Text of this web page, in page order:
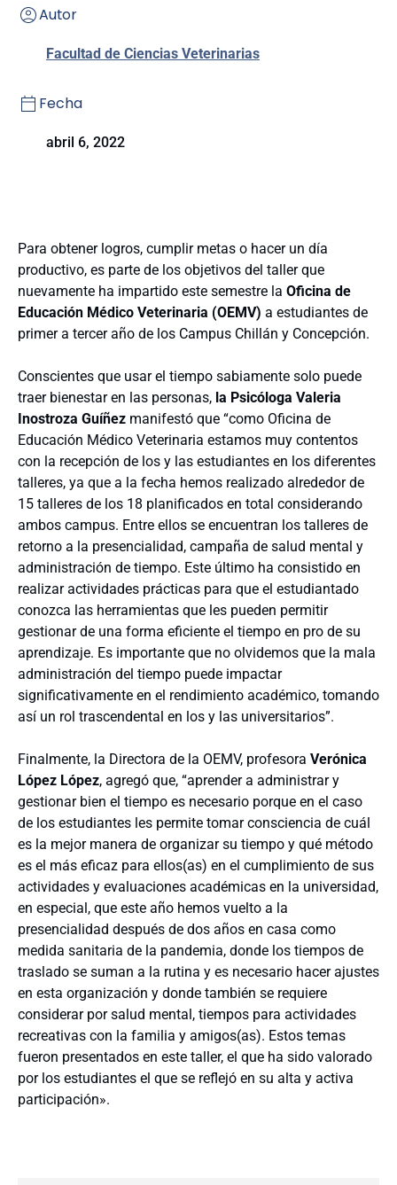
Autor
Facultad de Ciencias Veterinarias
Fecha
abril 6, 2022
Para obtener logros, cumplir metas o hacer un día
productivo, es parte de los objetivos del taller que
nuevamente ha impartido este semestre la Oficina de
Educación Médico Veterinaria (OEMV) a estudiantes de
primer a tercer año de los Campus Chillán y Concepción.
Conscientes que usar el tiempo sabiamente solo puede
traer bienestar en las personas, la Psicóloga Valeria
Inostroza Guíñez manifestó que “como Oficina de
Educación Médico Veterinaria estamos muy contentos
con la recepción de los y las estudiantes en los diferentes
talleres, ya que a la fecha hemos realizado alrededor de
15 talleres de los 18 planificados en total considerando
ambos campus. Entre ellos se encuentran los talleres de
retorno a la presencialidad, campaña de salud mental y
administración de tiempo. Este último ha consistido en
realizar actividades prácticas para que el estudiantado
conozca las herramientas que les pueden permitir
gestionar de una forma eficiente el tiempo en pro de su
aprendizaje. Es importante que no olvidemos que la mala
administración del tiempo puede impactar
significativamente en el rendimiento académico, tomando
así un rol trascendental en los y las universitarios”.
Finalmente, la Directora de la OEMV, profesora Verónica
López López, agregó que, “aprender a administrar y
gestionar bien el tiempo es necesario porque en el caso
de los estudiantes les permite tomar consciencia de cuál
es la mejor manera de organizar su tiempo y qué método
es el más eficaz para ellos(as) en el cumplimiento de sus
actividades y evaluaciones académicas en la universidad,
en especial, que este año hemos vuelto a la
presencialidad después de dos años en casa como
medida sanitaria de la pandemia, donde los tiempos de
traslado se suman a la rutina y es necesario hacer ajustes
en esta organización y donde también se requiere
considerar por salud mental, tiempos para actividades
recreativas con la familia y amigos(as). Estos temas
fueron presentados en este taller, el que ha sido valorado
por los estudiantes el que se reflejó en su alta y activa
participación».